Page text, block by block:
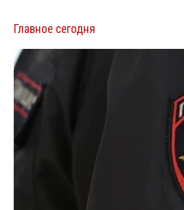
Главное сегодня